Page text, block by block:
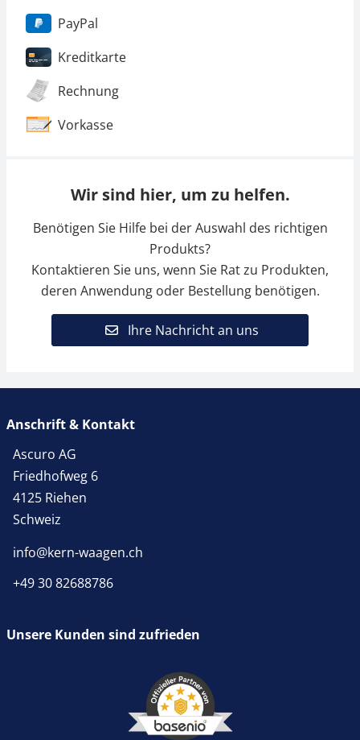
PayPal
Kreditkarte
Rechnung
Vorkasse
Wir sind hier, um zu helfen.
Benötigen Sie Hilfe bei der Auswahl des richtigen
Produkts?
Kontaktieren Sie uns, wenn Sie Rat zu Produkten,
deren Anwendung oder Bestellung benötigen.
Ihre Nachricht an uns
Anschrift & Kontakt
Ascuro AG
Friedhofweg 6
4125 Riehen
Schweiz
info@kern-waagen.ch
+49 30 82688786
Unsere Kunden sind zufrieden